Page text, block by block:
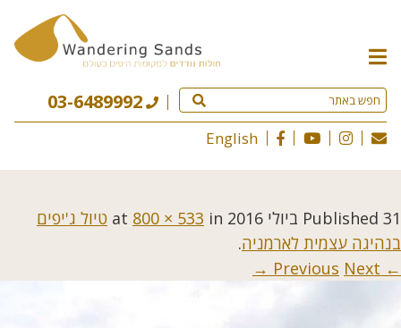
תפריט
האתר
03-6489992
English
Published 31 ביולי 2016 800 × 533 in
טיול ג'יפים
בנהיגה עצמית לארמניה.
← Previous
Next →